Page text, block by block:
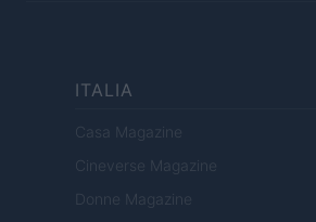
ITALIA
Casa Magazine
Cineverse Magazine
Donne Magazine